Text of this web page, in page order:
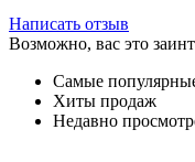
Написать отзыв
Возможно, вас это
Самые
Хиты продаж
Недавно